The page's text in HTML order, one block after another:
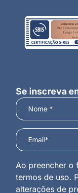
Se inscreva
Ao preencher o
termos de uso.
alterações de